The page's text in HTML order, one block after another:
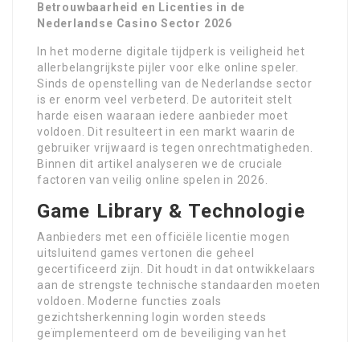
Betrouwbaarheid en Licenties in de
Nederlandse Casino Sector 2026
In het moderne digitale tijdperk is veiligheid het
allerbelangrijkste pijler voor elke online speler.
Sinds de openstelling van de Nederlandse sector
is er enorm veel verbeterd. De autoriteit stelt
harde eisen waaraan iedere aanbieder moet
voldoen. Dit resulteert in een markt waarin de
gebruiker vrijwaard is tegen onrechtmatigheden.
Binnen dit artikel analyseren we de cruciale
factoren van veilig online spelen in 2026.
Game Library & Technologie
Aanbieders met een officiële licentie mogen
uitsluitend games vertonen die geheel
gecertificeerd zijn. Dit houdt in dat ontwikkelaars
aan de strengste technische standaarden moeten
voldoen. Moderne functies zoals
gezichtsherkenning login worden steeds
geïmplementeerd om de beveiliging van het